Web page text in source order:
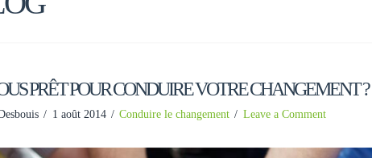
PRÊT POUR CONDUIRE VOTRE CHANGEMENT ?
1 août 2014 Conduire le changement Leave a Comment